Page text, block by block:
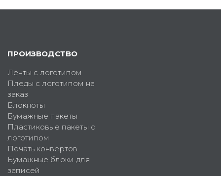
ПРОИЗВОДСТВО
Ленты с логотипом
Пледы с логотипом на
заказ
Блокноты
Бумажные пакеты
Пластиковые пакеты с
логотипом
Печать конвертов
Бумажные блоки для
записей